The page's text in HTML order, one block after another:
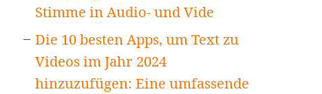
Stimme in Audio- und Vide
Die 10 besten Apps, um Text zu
Videos im Jahr 2024
hinzuzufügen: Eine umfassende